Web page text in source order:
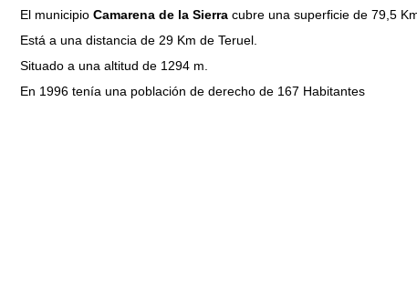
El municipio Camarena de la Sierra cubre una superficie de 79,5
Está a una distancia de 29 Km de Teruel.
Situado a una altitud de 1294 m.
En 1996 tenía una población de derecho de 167 Habitantes